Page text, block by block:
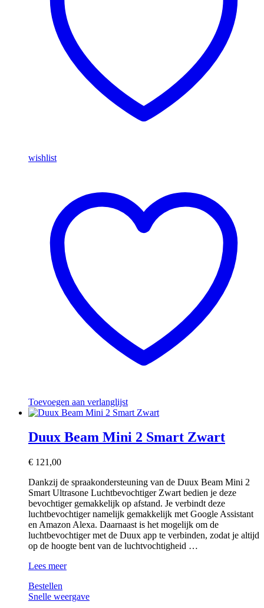
wishlist
Toevoegen aan verlanglijst
Duux Beam Mini 2 Smart Zwart
€ 121,00
Dankzij de spraakondersteuning van de Duux Beam Mini 2
Smart Ultrasone Luchtbevochtiger Zwart bedien je deze
bevochtiger gemakkelijk op afstand. Je verbindt deze
luchtbevochtiger namelijk gemakkelijk met Google Assistant
en Amazon Alexa. Daarnaast is het mogelijk om de
luchtbevochtiger met de Duux app te verbinden, zodat je altijd
op de hoogte bent van de luchtvochtigheid …
Duux
Mini
2
Lees meer
Bestellen
Snelle weergave